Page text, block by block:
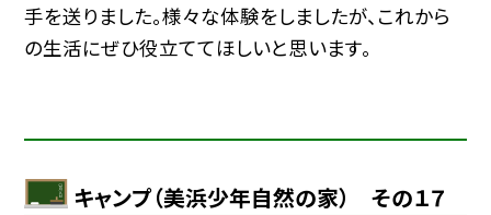
手を送りました。様々な体験をしましたが、これから
の生活にぜひ役立ててほしいと思います。
キャンプ（美浜少年自然の家） その１７